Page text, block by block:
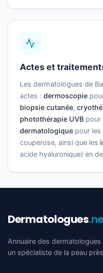
Actes et
Les dermatologues de
actes : dermoscopie
biopsie cutanée,
photothérapie UVB pour
dermatologique pour
couperose, ainsi que les
acide hyaluronique) en
Dermatologues
Annuaire des
un spécialiste de la peau